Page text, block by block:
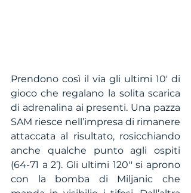
Prendono così il via gli ultimi 10' di
gioco che regalano la solita scarica
di adrenalina ai presenti. Una pazza
SAM riesce nell’impresa di rimanere
attaccata al risultato, rosicchiando
anche qualche punto agli ospiti
(64-71 a 2’). Gli ultimi 120'' si aprono
con la bomba di Miljanic che